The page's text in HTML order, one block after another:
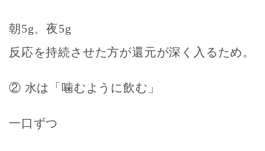
朝5g、夜5g
反応を持続させた方が還元が深く入るため。
② 水は「噛むように飲む」
一口ずつ